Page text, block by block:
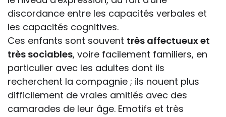
discordance entre les capacités verbales et
les capacités cognitives.
Ces enfants sont souvent très affectueux et
très sociables, voire facilement familiers, en
particulier avec les adultes dont ils
recherchent la compagnie ; ils nouent plus
difficilement de vraies amitiés avec des
camarades de leur âge. Emotifs et très